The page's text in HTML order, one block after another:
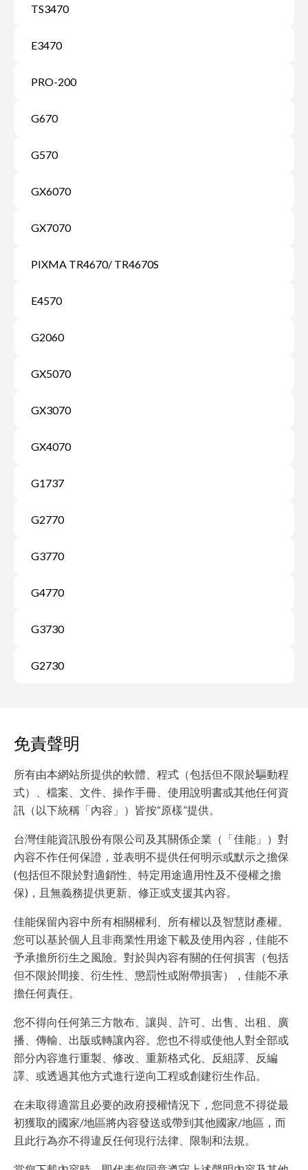
TS3470
E3470
PRO-200
G670
G570
GX6070
GX7070
PIXMA TR4670/ TR4670S
E4570
G2060
GX5070
GX3070
GX4070
G1737
G2770
G3770
G4770
G3730
G2730
免責聲明
所有由本網站所提供的軟體、程式（包括但不限於驅動程
式）、檔案、文件、操作手冊、使用說明書或其他任何資
訊（以下統稱「內容」）皆按“原樣”提供。
台灣佳能資訊股份有限公司及其關係企業（「佳能」）對
內容不作任何保證，並表明不提供任何明示或默示之擔保
(包括但不限於對適銷性、特定用途適用性及不侵權之擔
保)，且無義務提供更新、修正或支援其內容。
佳能保留內容中所有相關權利、所有權以及智慧財產權。
您可以基於個人且非商業性用途下載及使用內容，佳能不
予承擔所衍生之風險。對於與內容有關的任何損害（包括
但不限於間接、衍生性、懲罰性或附帶損害），佳能不承
擔任何責任。
您不得向任何第三方散布、讓與、許可、出售、出租、廣
播、傳輸、出版或轉讓內容。您也不得或使他人對全部或
部分內容進行重製、修改、重新格式化、反組譯、反編
譯、或透過其他方式進行逆向工程或創建衍生作品。
在未取得適當且必要的政府授權情況下，您同意不得從最
初獲取的國家/地區將內容發送或帶到其他國家/地區，而
且此行為亦不得違反任何現行法律、限制和法規。